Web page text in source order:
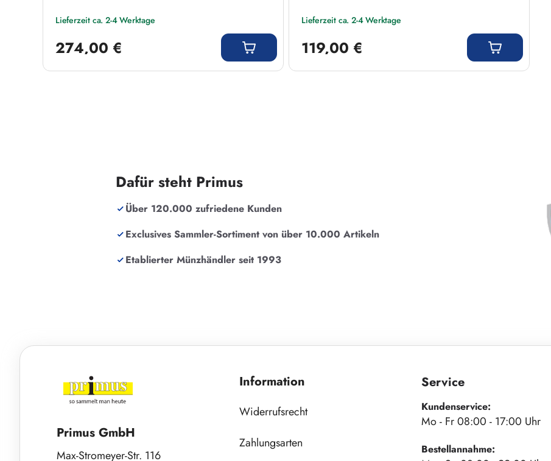
Lieferzeit ca. 2-4 Werktage
274,00 €
Lieferzeit ca. 2-4 Werktage
119,00 €
Dafür steht Primus
Über 120.000 zufriedene Kunden
Exclusives Sammler-Sortiment von über 10.000 Artikeln
Etablierter Münzhändler seit 1993
Primus GmbH
Max-Stromeyer-Str. 116
Information
Widerrufsrecht
Zahlungsarten
Service
Kundenservice:
Mo - Fr 08:00 - 17:00 Uhr
Bestellannahme: